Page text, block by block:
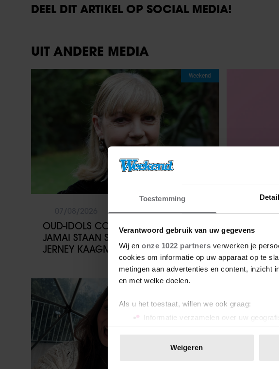
Toestemming
Verantwoord gebruik van uw gegevens
Wij en onze 1022 partners verwerken je
cookies om informatie op uw apparaat op te
metingen aan advertenties en content, inzicht
en met welke doelen.
Als u het toestaat, willen we ook graag:
Informatie verzamelen over uw
Uw apparaat identificeren door het
toestemming op elk moment wijzigen of
Weigeren
DEEL DIT ARTIKEL OP SOCIAL MEDIA!
UIT ANDERE MEDIA
Weekend
OUD-IDOLS COLLEGA’S EN JIM EN
JAMAI STAAN STIL BIJ OVERLIJDEN
JERNEY KAAGMAN
MONEY
HEBBEN